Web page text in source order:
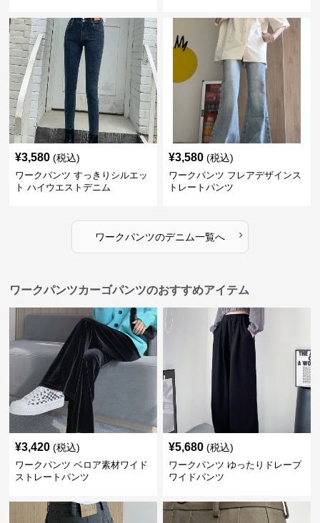
¥3,580 (税込)
ワークパンツ すっきりシルエッ
ト ハイウエストデニム
¥3,580 (税込)
ワークパンツ フレアデザインス
トレートパンツ
ワークパンツのデニム一覧へ ›
ワークパンツカーゴパンツのおすすめアイテム
¥3,420 (税込)
ワークパンツ ベロア素材ワイド
ストレートパンツ
¥5,680 (税込)
ワークパンツ ゆったりドレープ
ワイドパンツ